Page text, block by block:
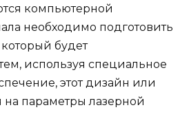
компьютерной
необходимо подготовить
будет
используя специальное
этот дизайн или
на параметры лазерной